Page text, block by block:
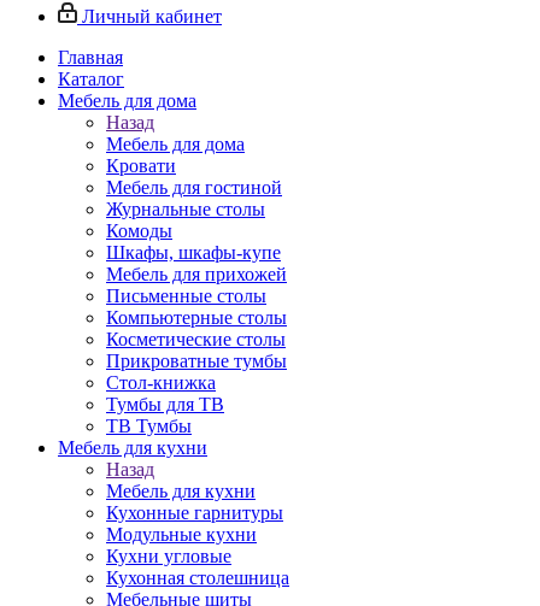
Личный кабинет
Главная
Каталог
Мебель для дома
Назад
Мебель для дома
Кровати
Мебель для гостиной
Журнальные столы
Комоды
Шкафы, шкафы-купе
Мебель для прихожей
Письменные столы
Компьютерные столы
Косметические столы
Прикроватные тумбы
Стол-книжка
Тумбы для ТВ
ТВ Тумбы
Мебель для кухни
Назад
Мебель для кухни
Кухонные гарнитуры
Модульные кухни
Кухни угловые
Кухонная столешница
Мебельные щиты